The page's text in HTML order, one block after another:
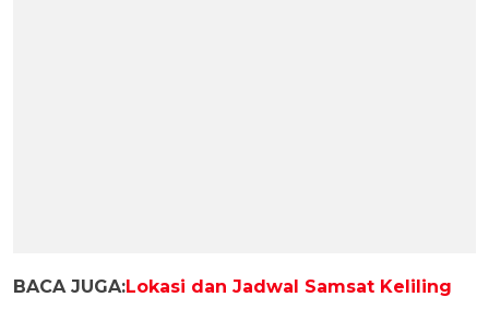
BACA JUGA:Lokasi dan Jadwal Samsat Keliling